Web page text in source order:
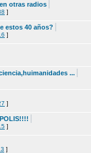
otras radios
]
estos 40 años?
]
...
]
]
]